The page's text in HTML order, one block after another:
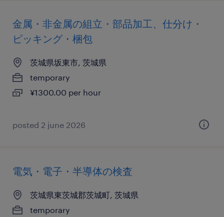
金属・非金属の組立・部品加工、仕分け・
ピッキング・梱包
茨城県坂東市, 茨城県
temporary
¥1300.00 per hour
posted 2 june 2026
電気・電子・半導体の検査
茨城県東茨城郡茨城町, 茨城県
temporary